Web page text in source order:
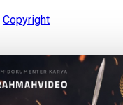
Copyright